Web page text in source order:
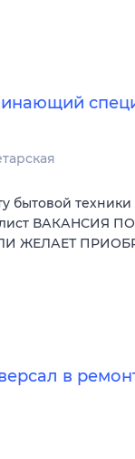
бытовой техники
ВАКАНСИЯ
ЖЕЛАЕТ
в